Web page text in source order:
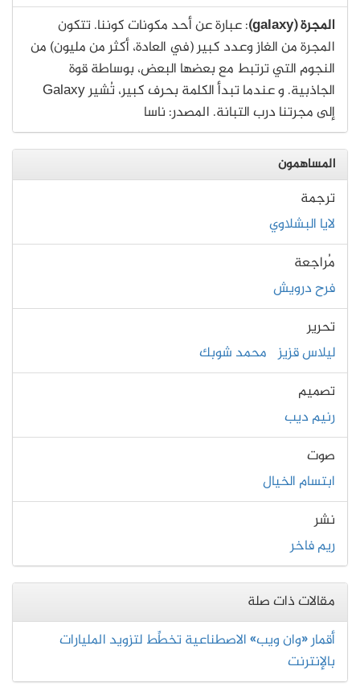
المجرة (galaxy)
: عبارة عن أحد مكونات كوننا. تتكون
المجرة من الغاز وعدد كبير (في العادة، أكثر من مليون) من
النجوم التي ترتبط مع بعضها البعض، بوساطة قوة
الجاذبية. و عندما تبدأ الكلمة بحرف كبير، تُشير Galaxy
إلى مجرتنا درب التبانة. المصدر: ناسا
المساهمون
ترجمة
لايا البشلاوي
مُراجعة
فرح درويش
تحرير
ليلاس قزيز محمد شوبك
تصميم
رنيم ديب
صوت
ابتسام الخيال
نشر
ريم فاخر
مقالات ذات صلة
أقمار «وان ويب» الاصطناعية تخطِّط لتزويد المليارات
بالإنترنت